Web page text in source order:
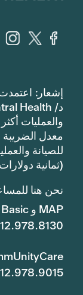
إشعار:
والعمليات
(ثمانية
نحن هنا
MAP و MAP Basic